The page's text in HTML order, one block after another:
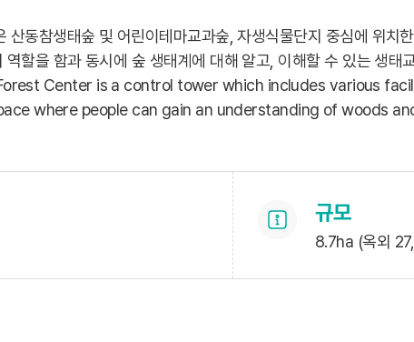
산동참생태숲 및 어린이테마교과숲, 자생식물단지 중심에 위치
역할을 함과 동시에 숲 생태계에 대해 알고, 이해할 수 있는 생태
Center is a control tower which includes various
where people can gain an understanding of woods
규모
8.7ha (옥외